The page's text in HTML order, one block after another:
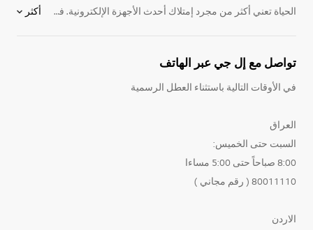
الحياة تعني أكثر من مجرد إمتلاك أحدث الأجهزة الإلكترونية. فاﻷهم من ذلك هي التجارب التي تخلقها إلكترونيات إل جي من أكثر
تواصل مع إل جي عبر الهاتف
في الأوقات التالية باستثناء العطل الرسمية
العراق
السبت حتى الخميس:
8:00 صباحاً حتى 5:00 مساءا
80011110 ( رقم مجاني )
الاردن